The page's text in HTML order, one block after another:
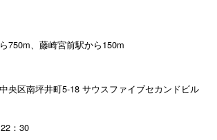
750m、藤崎宮前駅から150m
央区南坪井町5-18 サウスファイブセカンドビル
：30